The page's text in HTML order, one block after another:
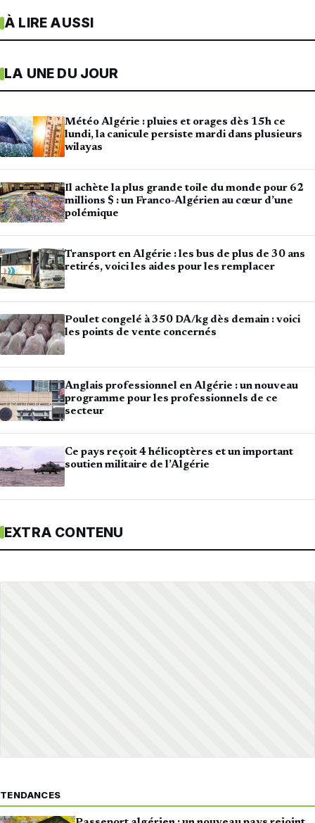
À LIRE AUSSI
LA UNE DU JOUR
Météo Algérie : pluies et orages dès 15h ce
lundi, la canicule persiste mardi dans plusieurs
wilayas
Il achète la plus grande toile du monde pour 62
millions $ : un Franco-Algérien au cœur d’une
polémique
Transport en Algérie : les bus de plus de 30 ans
retirés, voici les aides pour les remplacer
Poulet congelé à 350 DA/kg dès demain : voici
les points de vente concernés
Anglais professionnel en Algérie : un nouveau
programme pour les professionnels de ce
secteur
Ce pays reçoit 4 hélicoptères et un important
soutien militaire de l’Algérie
EXTRA CONTENU
TENDANCES